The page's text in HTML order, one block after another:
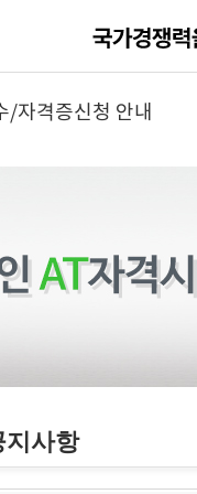
/자격증신청 안내
지사항